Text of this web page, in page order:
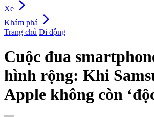
Xe arrow_forward_ios
Khám phá arrow_forward_ios
Trang chủ Di động
Cuộc đua
hình rộng: Khi
Apple không còn